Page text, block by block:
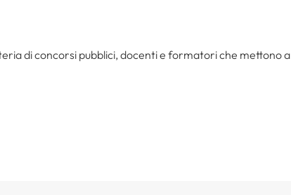
di concorsi pubblici, docenti e formatori che mettono a